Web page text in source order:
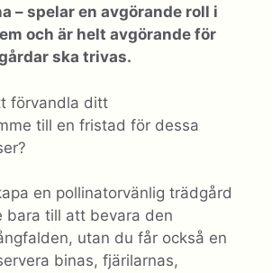
– spelar en avgörande roll i
och är helt avgörande för
ska trivas.
förvandla ditt
till en fristad för dessa
en pollinatorvänlig trädgård
bara till att bevara den
utan du får också en
binas, fjärilarnas,